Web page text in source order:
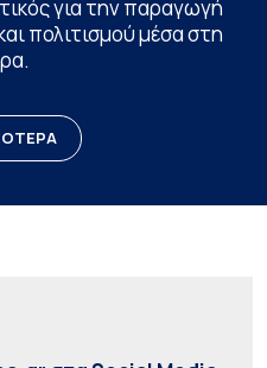
για την παραγωγή
πολιτισμού μέσα στη